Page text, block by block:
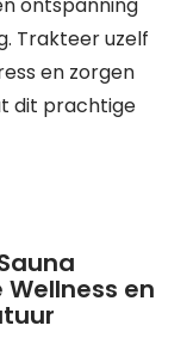
Trakteer uzelf
en zorgen
dit prachtige
Wellness en